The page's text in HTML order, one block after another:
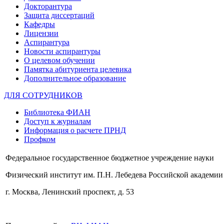
Докторантура
Защита диссертаций
Кафедры
Лицензии
Аспирантура
Новости аспирантуры
О целевом обучении
Памятка абитуриента целевика
Дополнительное образование
ДЛЯ СОТРУДНИКОВ
Библиотека ФИАН
Доступ к журналам
Информация о расчете ПРНД
Профком
Федеральное государственное бюджетное учреждение науки
Физический институт им. П.Н. Лебедева Российской академии
г. Москва, Ленинский проспект, д. 53